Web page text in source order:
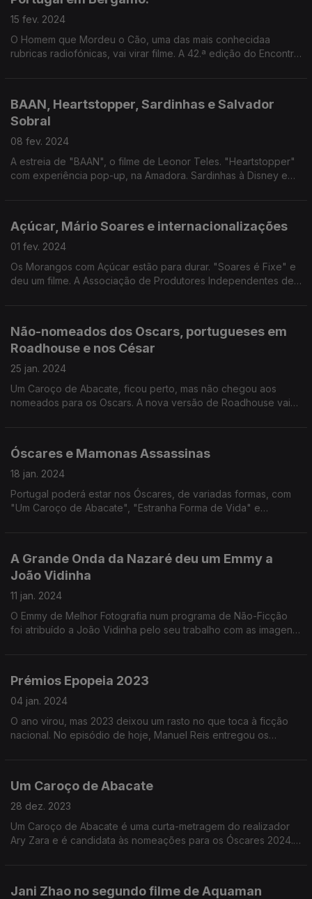
15 fev. 2024
O Homem que Mordeu o Cão, uma das mais conhecidaa
rubricas radiofónicas, vai virar filme. A 42.ª edição do Encontro
BAAN, Heartstopper, Sardinhas e Salvador
Sobral
08 fev. 2024
A estreia de "BAAN", o filme de Leonor Teles. "Heartstopper"
com experiência pop-up, na Amadora. Sardinhas à Disney em
Açúcar, Mário Soares e internacionalizações
01 fev. 2024
Os Morangos com Açúcar estão para durar. "Soares é Fixe" e
deu um filme. A Associação de Produtores Independentes de
Não-nomeados dos Oscars, portugueses em
Roadhouse e nos César
25 jan. 2024
Um Caroço de Abacate, ficou perto, mas não chegou aos
nomeados para os Oscars. A nova versão de Roadhouse vai
Óscares e Mamonas Assassinas
18 jan. 2024
Portugal poderá estar nos Óscares, de variadas formas, com
"Um Caroço de Abacate", "Estranha Forma de Vida" e
A Grande Onda da Nazaré deu um Emmy a
João Vidinha
11 jan. 2024
O Emmy de Melhor Fotografia num programa de Não-Ficção
foi atribuído a João Vidinha pelo seu trabalho com as imagens
Prémios Epopeia 2023
04 jan. 2024
O ano virou, mas 2023 deixou um rasto no que toca à ficção
nacional. No episódio de hoje, Manuel Reis entregou os
Um Caroço de Abacate
28 dez. 2023
Um Caroço de Abacate é uma curta-metragem do realizador
Ary Zara e é candidata às nomeações para os Óscares 2024.
Jani Zhao no segundo filme de Aquaman